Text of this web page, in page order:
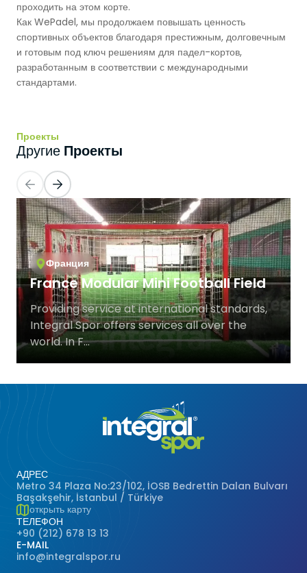
Стальные Трибуны
Баскетбольные Корты
Волейбольные Корты
Хоккейные Поля
Бейсбольные Поля
Регби Поля
Бадминтонные Корты
Футзальные Корты
Крикетные Поля
Американский Футбол
Спортивные Игры На Ковриках
Ипподромы
Гибридная Трава
Натуральная Трава
проходить на этом корте.
Как WePadel, мы продолжаем повышать ценность
спортивных объектов благодаря престижным, долговечным
и готовым под ключ решениям для падел-кортов,
разработанным в соответствии с международными
стандартами.
Проекты
Другие Проекты
Франция
France Modular Mini Football Field
Providing service at international standards,
Integral Spor offers services all over the
world. In F...
АДРЕС
Metro 34 Plaza No:23/102, İOSB Bedrettin Dalan Bulvarı
Başakşehir, İstanbul / Türkiye
открыть карту
ТЕЛЕФОН
+90 (212) 678 13 13
E-MAIL
info@integralspor.ru